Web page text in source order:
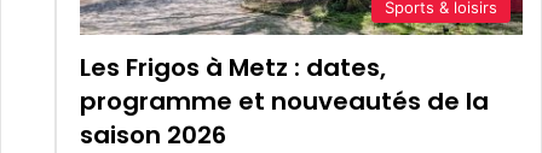
Sports & loisirs
Les Frigos à Metz : dates,
programme et nouveautés de la
saison 2026